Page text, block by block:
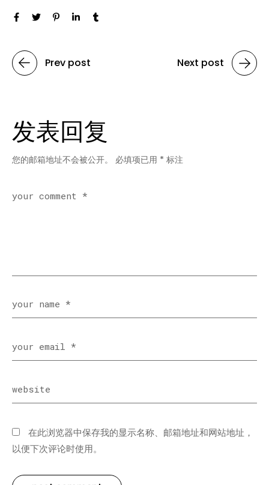
Prev post Next post
发表回复
您的邮箱地址不会被公开。 必填项已用 * 标注
在此浏览器中保存我的显示名称、邮箱地址和网站地址，
以便下次评论时使用。